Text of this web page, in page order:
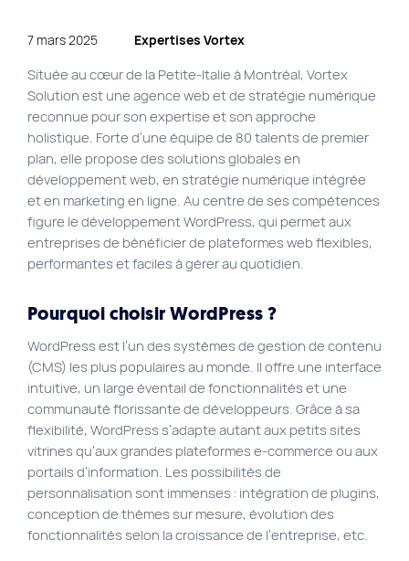
Vie Privée
VortexLab
40 rue Jean-Talon E., Montreal
514 278-7575
7 mars 2025 Expertises Vortex
Située au cœur de la Petite-Italie à Montréal, Vortex
Solution est une agence web et de stratégie numérique
reconnue pour son expertise et son approche
holistique. Forte d’une équipe de 80 talents de premier
plan, elle propose des solutions globales en
développement web, en stratégie numérique intégrée
et en marketing en ligne. Au centre de ses compétences
figure le développement WordPress, qui permet aux
entreprises de bénéficier de plateformes web flexibles,
performantes et faciles à gérer au quotidien.
Pourquoi choisir WordPress?
WordPress est l’un des systèmes de gestion de contenu
(CMS) les plus populaires au monde. Il offre une interface
intuitive, un large éventail de fonctionnalités et une
communauté florissante de développeurs. Grâce à sa
flexibilité, WordPress s’adapte autant aux petits sites
vitrines qu’aux grandes plateformes e-commerce ou aux
portails d’information. Les possibilités de
personnalisation sont immenses : intégration de plugins,
conception de thèmes sur mesure, évolution des
fonctionnalités selon la croissance de l’entreprise, etc.